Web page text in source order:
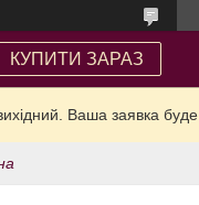
КУПИТИ ЗАРАЗ
Ваша заявка